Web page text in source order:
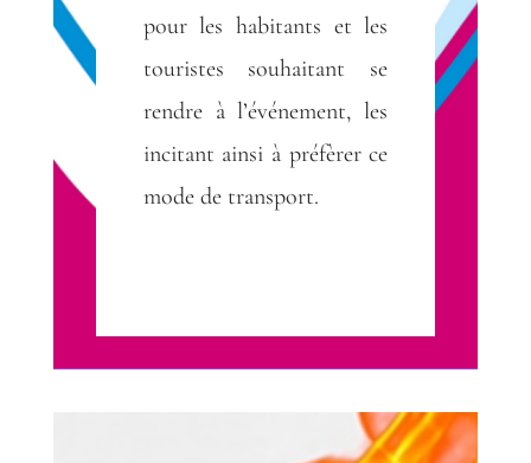
pour les habitants et les
touristes souhaitant se
rendre à l’événement, les
incitant ainsi à préfèrer ce
mode de transport.